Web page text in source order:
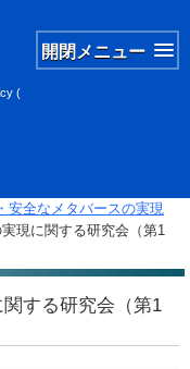
開閉メニュー
(
安全なメタバースの実現
現に関する研究会（第1
する研究会（第1